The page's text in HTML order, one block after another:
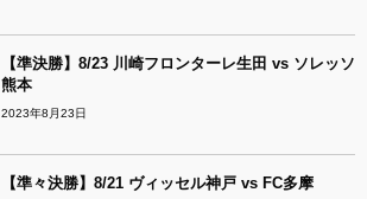
【準決勝】8/23 川崎フロンターレ生田 vs ソレッソ
熊本
2023年8月23日
【準々決勝】8/21 ヴィッセル神戸 vs FC多摩